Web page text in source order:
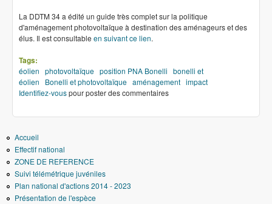
La DDTM 34 a édité un guide très complet sur la politique
d'aménagement photovoltaïque à destination des aménageurs et des
élus. Il est consultable en suivant ce lien.
Tags:
éolien photovoltaïque position PNA Bonelli bonelli et
éolien
Bonelli et photovoltaïque aménagement impact
Identifiez-vouspour poster des commentaires
Accueil
Effectif national
ZONE DE REFERENCE
Suivi télémétrique juvéniles
Plan national d'actions 2014 - 2023
Présentation de l'espèce